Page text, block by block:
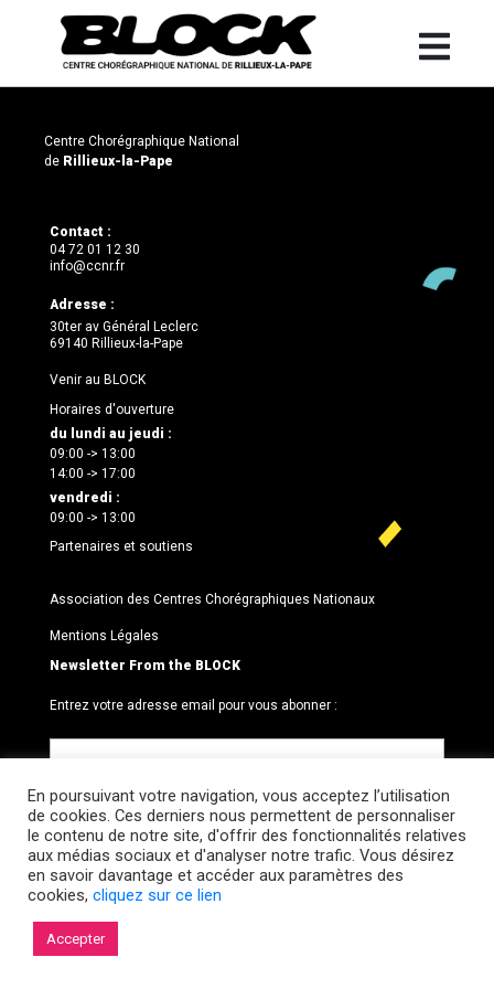
Centre Chorégraphique National
de Rillieux-la-Pape
Contact :
04 72 01 12 30
info@ccnr.fr
Adresse :
30ter av Général Leclerc
69140 Rillieux-la-Pape
Venir au BLOCK
Horaires d'ouverture
du lundi au jeudi :
09:00 -> 13:00
14:00 -> 17:00
vendredi :
09:00 -> 13:00
Partenaires et soutiens
Association des Centres Chorégraphiques Nationaux
Mentions Légales
Newsletter From the BLOCK
Entrez votre adresse email pour vous abonner :
© 2026 Le BLOCK · CCNR. Tous droits réservés.
En poursuivant votre navigation, vous acceptez l’utilisation
de cookies. Ces derniers nous permettent de personnaliser
le contenu de notre site, d'offrir des fonctionnalités relatives
aux médias sociaux et d'analyser notre trafic. Vous désirez
en savoir davantage et accéder aux paramètres des
cookies, cliquez sur ce lien
Accepter